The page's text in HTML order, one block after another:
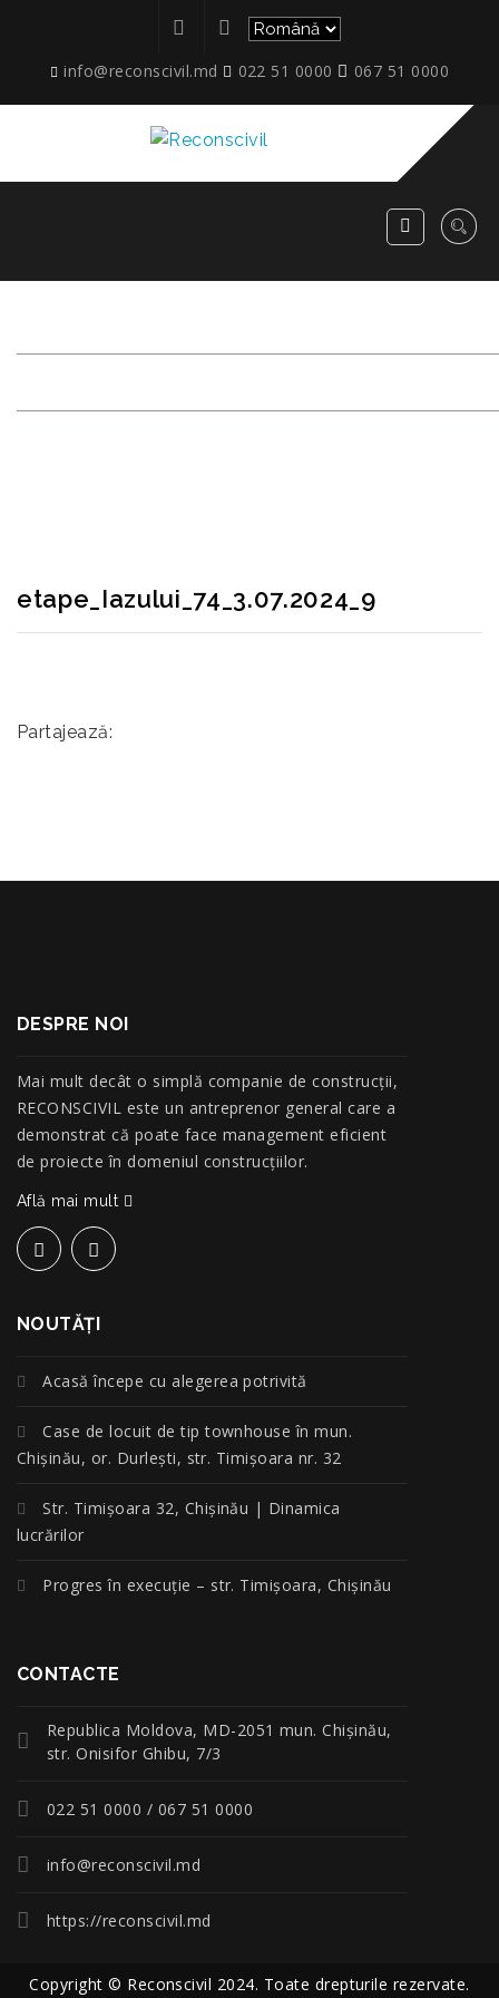
info@reconscivil.md 022 51 0000 067 51 0000
etape_Iazului_74_3.07.2024_9
Partajează:
DESPRE NOI
Mai mult decât o simplă companie de construcţii,
RECONSCIVIL este un antreprenor general care a
demonstrat că poate face management eficient
de proiecte în domeniul construcțiilor.
Află mai mult
NOUTĂŢI
Acasă începe cu alegerea potrivită
Case de locuit de tip townhouse în mun.
Chișinău, or. Durlești, str. Timișoara nr. 32
Str. Timișoara 32, Chișinău | Dinamica
lucrărilor
Progres în execuție – str. Timișoara, Chișinău
CONTACTE
Republica Moldova, MD-2051 mun. Chişinău,
str. Onisifor Ghibu, 7/3
022 51 0000 / 067 51 0000
info@reconscivil.md
https://reconscivil.md
Copyright © Reconscivil 2024. Toate drepturile rezervate.